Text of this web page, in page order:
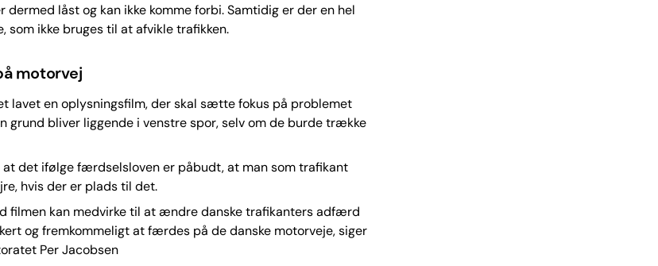
dermed låst og kan ikke komme forbi. Samtidig er der en hel
som ikke bruges til at afvikle trafikken.
motorvej
lavet en oplysningsfilm, der skal sætte fokus på problemet
grund bliver liggende i venstre spor, selv om de burde trække
at det ifølge færdselsloven er påbudt, at man som trafikant
hvis der er plads til det.
filmen kan medvirke til at ændre danske trafikanters adfærd
og fremkommeligt at færdes på de danske motorveje, siger
Per Jacobsen